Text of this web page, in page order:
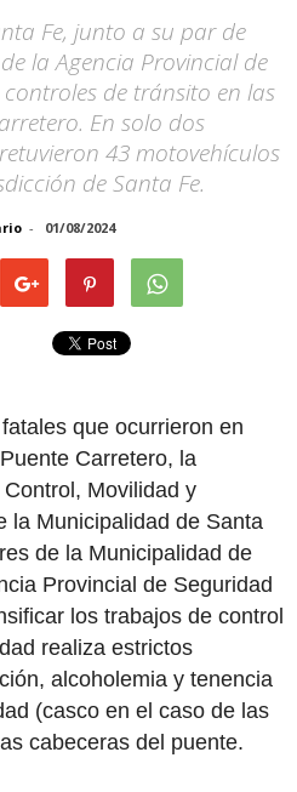
Fe, junto a su par de
la Agencia Provincial de
de tránsito en las
En solo dos
43 motovehículos
de Santa Fe.
- 01/08/2024
que ocurrieron en
Carretero, la
Movilidad y
la Municipalidad de Santa
de la Municipalidad de
Provincial de Seguridad
los trabajos de control
realiza estrictos
alcoholemia y tenencia
(casco en el caso de las
cabeceras del puente.